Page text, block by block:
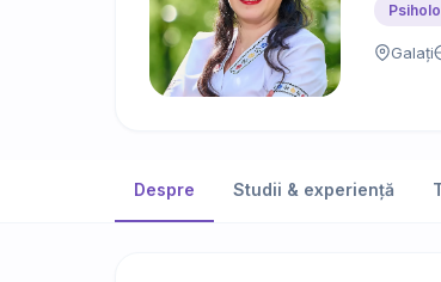
Galați
Despre Studii & experiență